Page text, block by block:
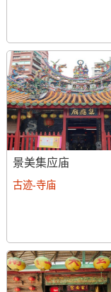
景美集应庙
古迹-寺庙